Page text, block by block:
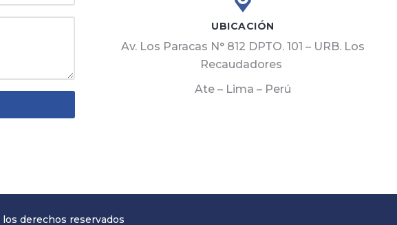
UBICACIÓN
Av. Los Paracas N° 812 DPTO. 101 – URB. Los
Recaudadores
Ate – Lima – Perú
los derechos reservados